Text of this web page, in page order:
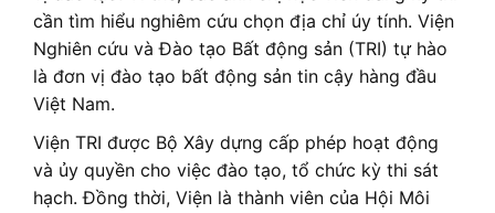
cần tìm hiểu nghiêm cứu chọn địa chỉ úy tính. Viện
Nghiên cứu và Đào tạo Bất động sản (TRI) tự hào
là đơn vị đào tạo bất động sản tin cậy hàng đầu
Việt Nam.
Viện TRI được Bộ Xây dựng cấp phép hoạt động
và ủy quyền cho việc đào tạo, tổ chức kỳ thi sát
hạch. Đồng thời, Viện là thành viên của Hội Môi